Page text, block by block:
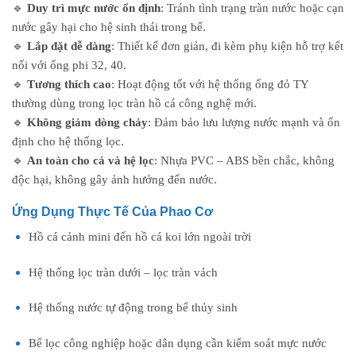
🔹 Duy trì mực nước ổn định: Tránh tình trạng tràn nước hoặc cạn
nước gây hại cho hệ sinh thái trong bể.
🔹 Lắp đặt dễ dàng: Thiết kế đơn giản, đi kèm phụ kiện hỗ trợ kết
nối với ống phi 32, 40.
🔹 Tương thích cao: Hoạt động tốt với hệ thống ống đỏ TY
thường dùng trong lọc tràn hồ cá công nghệ mới.
🔹 Không giảm dòng chảy: Đảm bảo lưu lượng nước mạnh và ổn
định cho hệ thống lọc.
🔹 An toàn cho cá và hệ lọc: Nhựa PVC – ABS bền chắc, không
độc hại, không gây ảnh hưởng đến nước.
Ứng Dụng Thực Tế Của Phao Cơ
Hồ cá cảnh mini đến hồ cá koi lớn ngoài trời
Hệ thống lọc tràn dưới – lọc tràn vách
Hệ thống nước tự động trong bể thủy sinh
Bể lọc công nghiệp hoặc dân dụng cần kiểm soát mực nước